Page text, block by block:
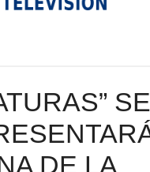
SE
DE LA